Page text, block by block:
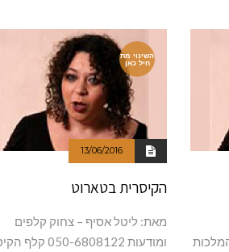
השינוי מת
חיל כאן
13/06/2016
הקיסרית בטארוט
מאת: ליטל אסיף – צחוק קלפים
ומודעות 050-6808122 קלף הקיסרית